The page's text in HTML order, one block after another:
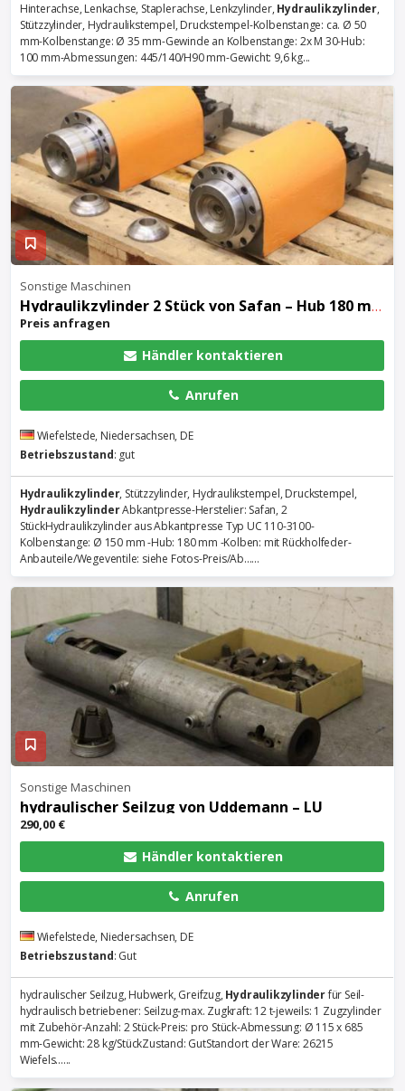
Hinterachse, Lenkachse, Staplerachse, Lenkzylinder, Hydraulikzylinder,
Stützzylinder, Hydraulikstempel, Druckstempel-Kolbenstange: ca. Ø 50
mm-Kolbenstange: Ø 35 mm-Gewinde an Kolbenstange: 2x M 30-Hub:
100 mm-Abmessungen: 445/140/H90 mm-Gewicht: 9,6 kg...
Sonstige Maschinen
Hydraulikzylinder2 Stück von Safan – Hub 180 mm UC 110-3100
Preis anfragen
Händler kontaktieren
Anrufen
Wiefelstede, Niedersachsen, DE
Betriebszustand: gut
Hydraulikzylinder, Stützzylinder, Hydraulikstempel, Druckstempel,
HydraulikzylinderAbkantpresse-Herstelier: Safan, 2
StückHydraulikzylinder aus Abkantpresse Typ UC 110-3100-
Kolbenstange: Ø 150 mm -Hub: 180 mm -Kolben: mit Rückholfeder-
Anbauteile/Wegeventile: siehe Fotos-Preis/Ab......
Sonstige Maschinen
hydraulischer Seilzug von Uddemann – LU
290,00 €
Händler kontaktieren
Anrufen
Wiefelstede, Niedersachsen, DE
Betriebszustand: Gut
hydraulischer Seilzug, Hubwerk, Greifzug, Hydraulikzylinderfür Seil-
hydraulisch betriebener: Seilzug-max. Zugkraft: 12 t-jeweils: 1 Zugzylinder
mit Zubehör-Anzahl: 2 Stück-Preis: pro Stück-Abmessung: Ø 115 x 685
mm-Gewicht: 28 kg/StückZustand: GutStandort der Ware: 26215
Wiefels......